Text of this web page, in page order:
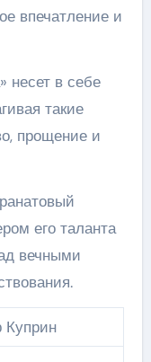
впечатление и
несет в себе
такие
прощение и
его таланта
вечными
Куприн